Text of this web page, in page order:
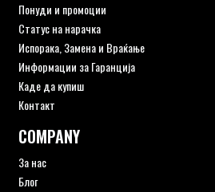
Понуди и промоции
Статус на нарачка
Испорака, Замена и Враќање
Информации за Гаранција
Каде да купиш
Контакт
COMPANY
За нас
Блог